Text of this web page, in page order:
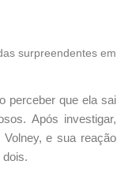
surpreendentes em
perceber que ela sai
Após investigar,
e sua reação